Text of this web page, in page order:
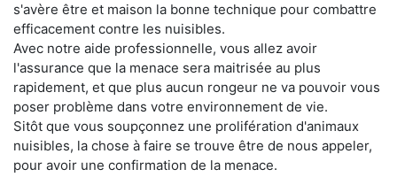
s'avère être et maison la bonne technique pour combattre
efficacement contre les nuisibles.
Avec notre aide professionnelle, vous allez avoir
l'assurance que la menace sera maitrisée au plus
rapidement, et que plus aucun rongeur ne va pouvoir vous
poser problème dans votre environnement de vie.
Sitôt que vous soupçonnez une prolifération d'animaux
nuisibles, la chose à faire se trouve être de nous appeler,
pour avoir une confirmation de la menace.